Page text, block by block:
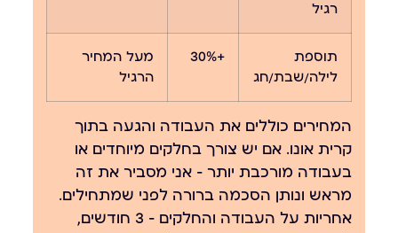
רגיל
תוספת
לילה/שבת/חג
+30%
מעל המחיר
הרגיל
המחירים כוללים את העבודה והגעה בתוך
קרית אונו. אם יש צורך בחלקים מיוחדים או
בעבודה מורכבת יותר — אני מסביר את זה
מראש ונותן הסכמה ברורה לפני שמתחילים.
אחריות על העבודה והחלקים — 3 חודשים,